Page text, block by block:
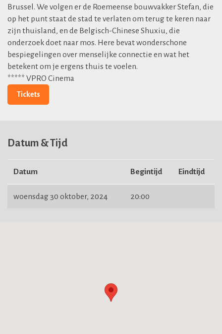
Brussel. We volgen er de Roemeense bouwvakker Stefan, die
op het punt staat de stad te verlaten om terug te keren naar
zijn thuisland, en de Belgisch-Chinese Shuxiu, die
onderzoek doet naar mos. Here bevat wonderschone
bespiegelingen over menselijke connectie en wat het
betekent om je ergens thuis te voelen.
***** VPRO Cinema
Tickets
Datum & Tijd
Datum Begintijd Eindtijd
woensdag 30 oktober, 2024 20:00